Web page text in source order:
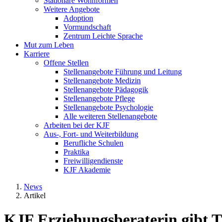
Weitere Angebote
Adoption
Vormundschaft
Zentrum Leichte Sprache
Mut zum Leben
Karriere
Offene Stellen
Stellenangebote Führung und Leitung
Stellenangebote Medizin
Stellenangebote Pädagogik
Stellenangebote Pflege
Stellenangebote Psychologie
Alle weiteren Stellenangebote
Arbeiten bei der KJF
Aus-, Fort- und Weiterbildung
Berufliche Schulen
Praktika
Freiwilligendienste
KJF Akademie
News
Artikel